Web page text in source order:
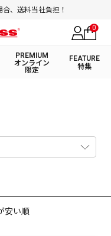
、送料当社負担！
0
PREMIUM
オンライン
限定
FEATURE
特集
安い順